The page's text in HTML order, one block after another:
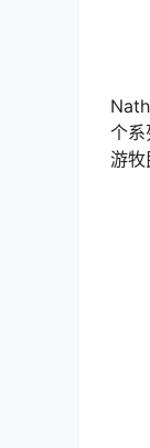
个
游牧